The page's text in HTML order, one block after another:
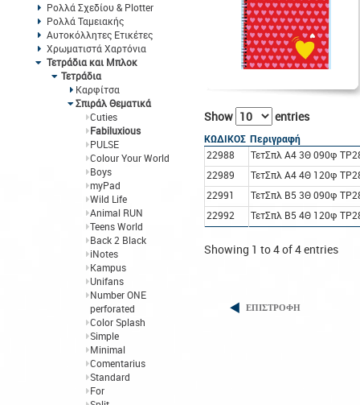
Ρολλά Σχεδίου & Plotter
Ρολλά Ταμειακής
Αυτοκόλλητες Ετικέτες
Χρωματιστά Χαρτόνια
Τετράδια και Μπλοκ
Τετράδια
Καρφίτσα
Σπιράλ Θεματικά
Cuties
Fabiluxious
PULSE
Colour Your World
Boys
myPad
Wild Life
Animal RUN
Teens World
Back 2 Black
iNotes
Kampus
Unifans
Number ONE
perforated
Color Splash
Simple
Minimal
Comentarius
Standard
For
Show entries
ΚΩΔΙΚΟΣ Περιγραφή
22988
ΤετΣπλ A4 3Θ 090φ
22989
ΤετΣπλ A4 4Θ 120φ
22991
ΤετΣπλ B5 3Θ 090φ
22992
ΤετΣπλ B5 4Θ 120φ
Showing 1 to 4 of 4 entries
ΕΠΙΣΤΡΟΦΗ